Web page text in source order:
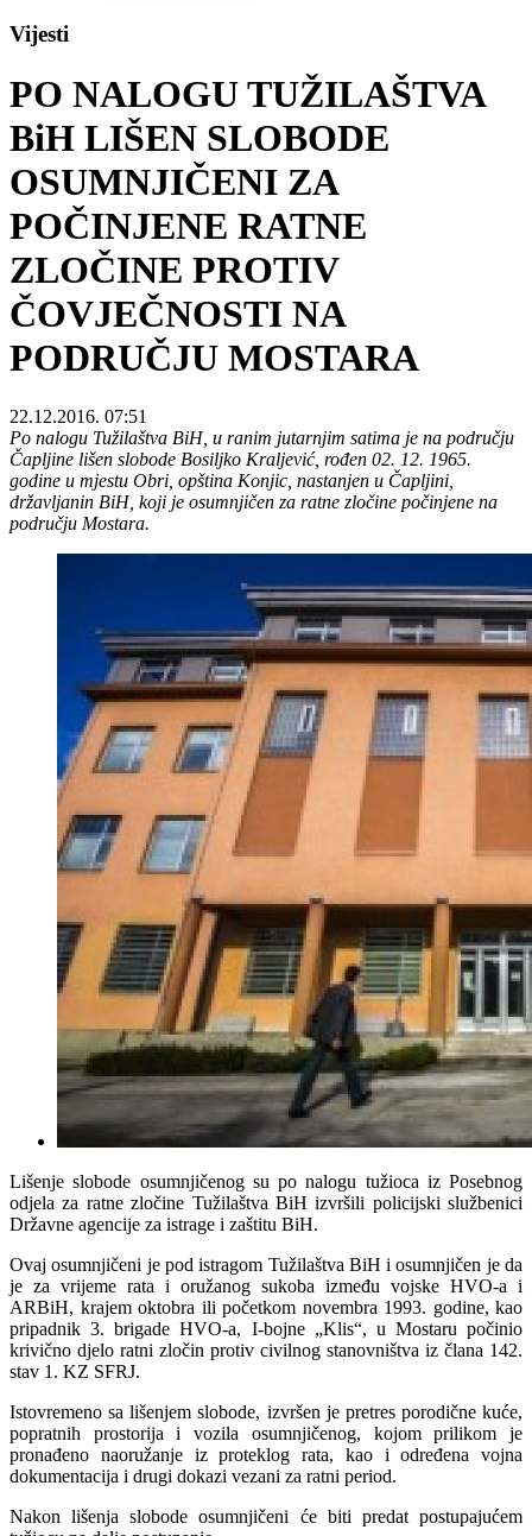
Vijesti
PO NALOGU TUŽILAŠTVA
BiH LIŠEN SLOBODE
OSUMNJIČENI ZA
POČINJENE RATNE
ZLOČINE PROTIV
ČOVJEČNOSTI NA
PODRUČJU MOSTARA
22.12.2016. 07:51
Po nalogu Tužilaštva BiH, u ranim jutarnjim satima je na području
Čapljine lišen slobode Bosiljko Kraljević, rođen 02. 12. 1965.
godine u mjestu Obri, opština Konjic, nastanjen u Čapljini,
državljanin BiH, koji je osumnjičen za ratne zločine počinjene na
području Mostara.
Lišenje slobode osumnjičenog su po nalogu tužioca iz Posebnog
odjela za ratne zločine Tužilaštva BiH izvršili policijski službenici
Državne agencije za istrage i zaštitu BiH.
Ovaj osumnjičeni je pod istragom Tužilaštva BiH i osumnjičen je da
je za vrijeme rata i oružanog sukoba između vojske HVO-a i
ARBiH, krajem oktobra ili početkom novembra 1993. godine, kao
pripadnik 3. brigade HVO-a, I-bojne „Klis“, u Mostaru počinio
krivično djelo ratni zločin protiv civilnog stanovništva iz člana 142.
stav 1. KZ SFRJ.
Istovremeno sa lišenjem slobode, izvršen je pretres porodične kuće,
popratnih prostorija i vozila osumnjičenog, kojom prilikom je
pronađeno naoružanje iz proteklog rata, kao i određena vojna
dokumentacija i drugi dokazi vezani za ratni period.
Nakon lišenja slobode osumnjičeni će biti predat postupajućem